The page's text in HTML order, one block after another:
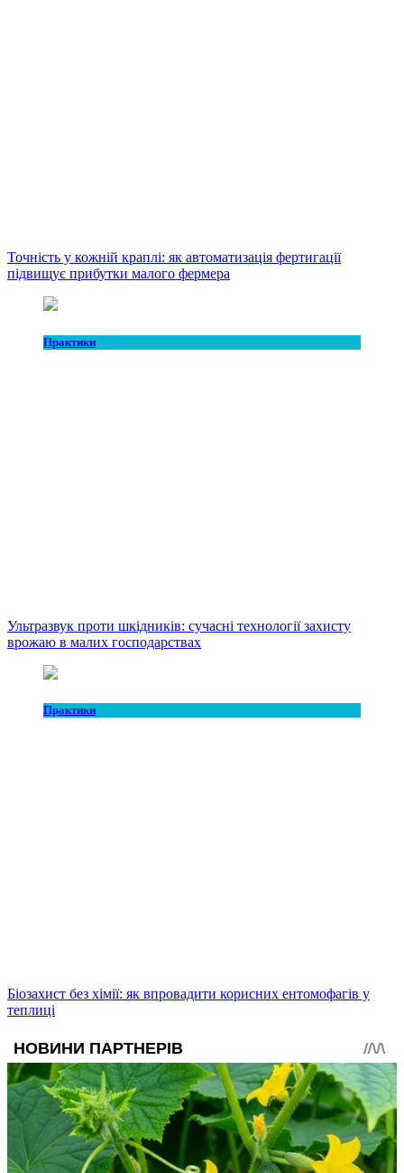
Точність у кожній краплі: як автоматизація фертигації
підвищує прибутки малого фермера
Практики
Ультразвук проти шкідників: сучасні технології захисту
врожаю в малих господарствах
Практики
Біозахист без хімії: як впровадити корисних ентомофагів у
теплиці